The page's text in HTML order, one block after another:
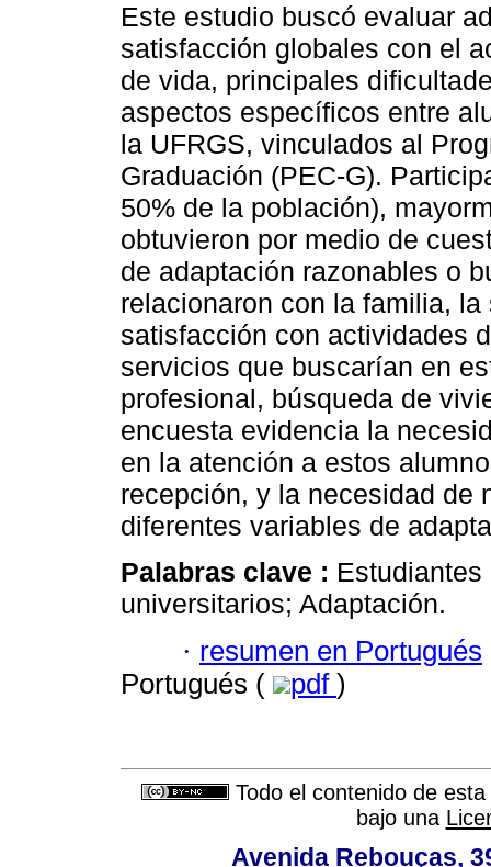
Este estudio buscó evaluar
satisfacción globales con el
de vida, principales
aspectos específicos entre
la UFRGS, vinculados al
Graduación (PEC-G).
50% de la población),
obtuvieron por medio de
de adaptación razonables o
relacionaron con la familia,
satisfacción con actividades
servicios que buscarían en
profesional, búsqueda de
encuesta evidencia la
en la atención a estos
recepción, y la necesidad de
diferentes variables de
Palabras clave :
universitarios; Adaptación.
· resumen en Portugués
Portugués (
pdf )
Todo el contenido de
bajo una
Avenida Rebouças,